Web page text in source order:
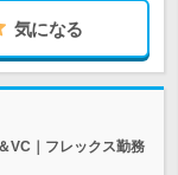
気になる
VC｜フレックス勤務